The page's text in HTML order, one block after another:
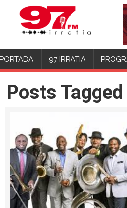
PORTADA 97 IRRATIA
Posts